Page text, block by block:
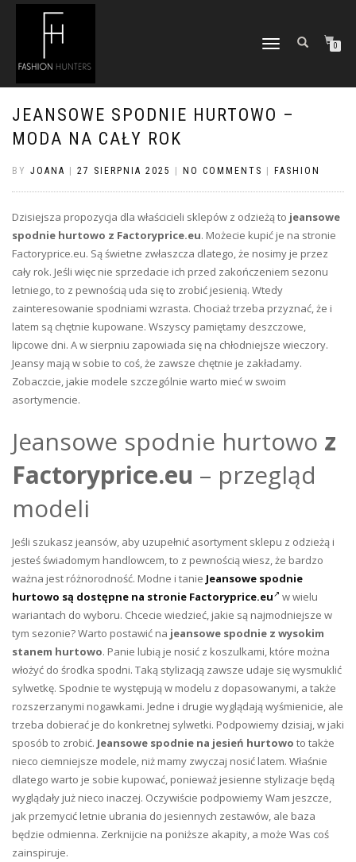
TOGGLE
0
JEANSOWE SPODNIE HURTOWO –
MODA NA CAŁY ROK
BY JOANA 27 SIERPNIA 2025 NO COMMENTS FASHION
Dzisiejsza propozycja dla właścicieli sklepów z odzieżą to jeansowe
spodnie hurtowo z Factoryprice.eu. Możecie kupić je na stronie
Factoryprice.eu. Są świetne zwłaszcza dlatego, że nosimy je przez
cały rok. Jeśli więc nie sprzedacie ich przed zakończeniem sezonu
letniego, to z pewnością uda się to zrobić jesienią. Wtedy
zainteresowanie spodniami wzrasta. Chociaż trzeba przyznać, że i
latem są chętnie kupowane. Wszyscy pamiętamy deszczowe,
lipcowe dni. A w sierpniu zapowiada się na chłodniejsze wieczory.
Jeansy mają w sobie to coś, że zawsze chętnie je zakładamy.
Zobaczcie, jakie modele szczególnie warto mieć w swoim
asortymencie.
Jeansowe spodnie hurtowo z
Factoryprice.eu – przegląd
modeli
Jeśli szukasz jeansów, aby uzupełnić asortyment sklepu z odzieżą i
jesteś świadomym handlowcem, to z pewnością wiesz, że bardzo
ważna jest różnorodność. Modne i tanie Jeansowe spodnie
hurtowo są dostępne na stronie Factoryprice.eu
w wielu
wariantach do wyboru. Chcecie wiedzieć, jakie są najmodniejsze w
tym sezonie? Warto postawić na jeansowe spodnie z wysokim
stanem hurtowo. Panie lubią je nosić z koszulkami, które można
włożyć do środka spodni. Taką stylizacją zawsze udaje się wysmuklić
sylwetkę. Spodnie te występują w modelu z dopasowanymi, a także
rozszerzanymi nogawkami. Jedne i drugie wyglądają wyśmienicie, ale
trzeba dobierać je do konkretnej sylwetki. Podpowiemy dzisiaj, w jaki
sposób to zrobić. Jeansowe spodnie na jesień hurtowo to także
nieco ciemniejsze modele, niż mamy zwyczaj nosić latem. Właśnie
dlatego warto je sobie kupować, ponieważ jesienne stylizacje będą
wyglądały już nieco inaczej. Oczywiście podpowiemy Wam jeszcze,
jak przemycić letnie ubrania do jesiennych zestawów, ale baza
będzie odmienna. Zerknijcie na poniższe akapity, a może Was coś
zainspiruje.